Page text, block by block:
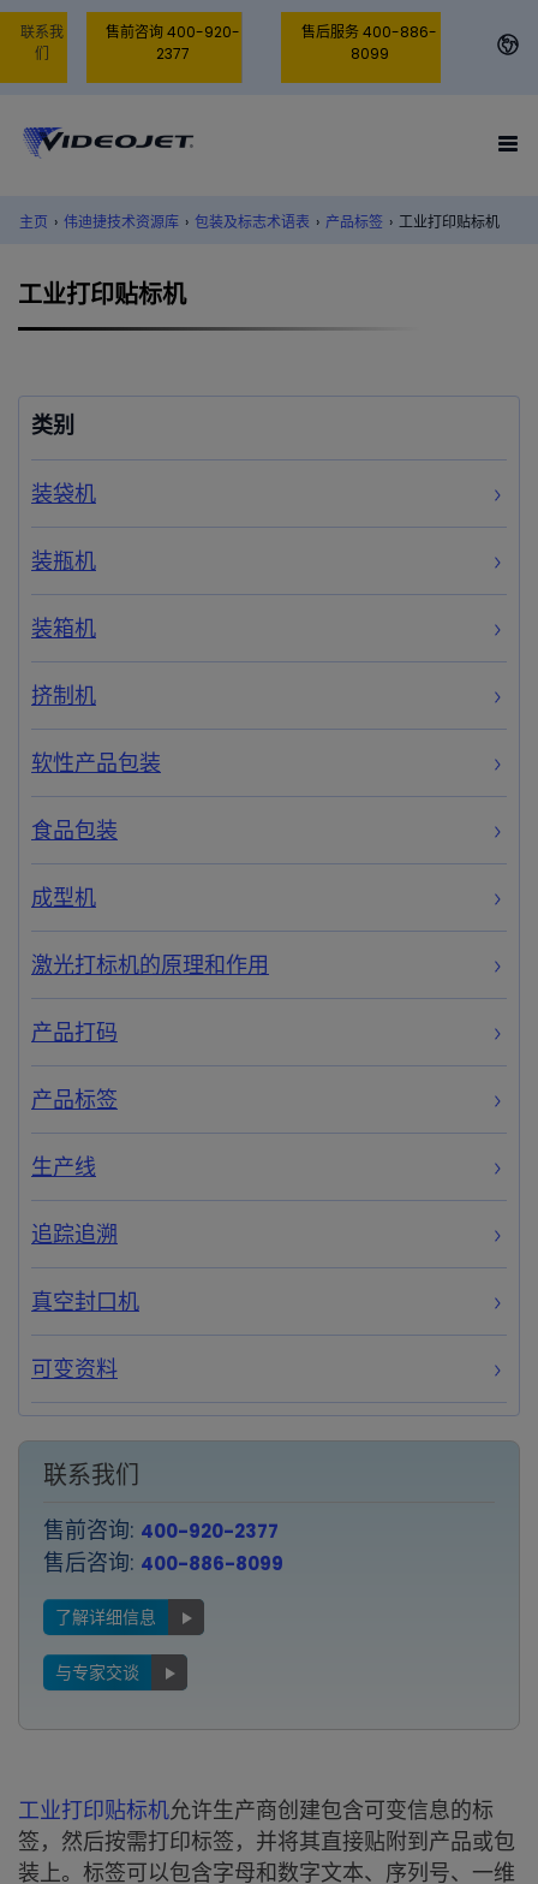
联系我
们
售前咨询 400-920-
2377
售后服务 400-886-
8099
主页 › 伟迪捷技术资源库 › 包装及标志术语表 › 产品标签 › 工业打印贴标机
工业打印贴标机
类别
装袋机
装瓶机
装箱机
挤制机
软性产品包装
食品包装
成型机
激光打标机的原理和作用
产品打码
产品标签
生产线
追踪追溯
真空封口机
可变资料
联系我们
售前咨询: 400-920-2377
售后咨询: 400-886-8099
了解详细信息
与专家交谈
工业打印贴标机允许生产商创建包含可变信息的标
签，然后按需打印标签，并将其直接贴附到产品或包
装上。标签可以包含字母和数字文本、序列号、一维